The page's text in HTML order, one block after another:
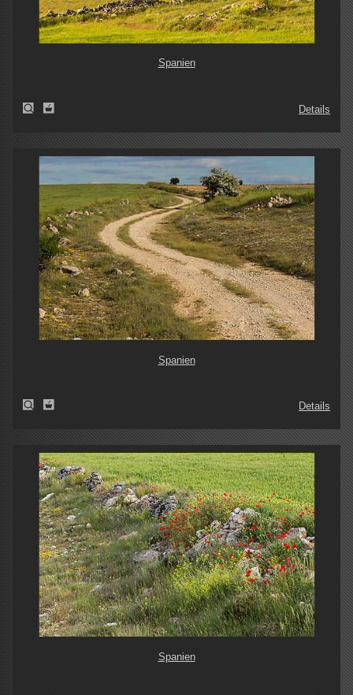
Spanien
Details
Spanien
Details
Spanien